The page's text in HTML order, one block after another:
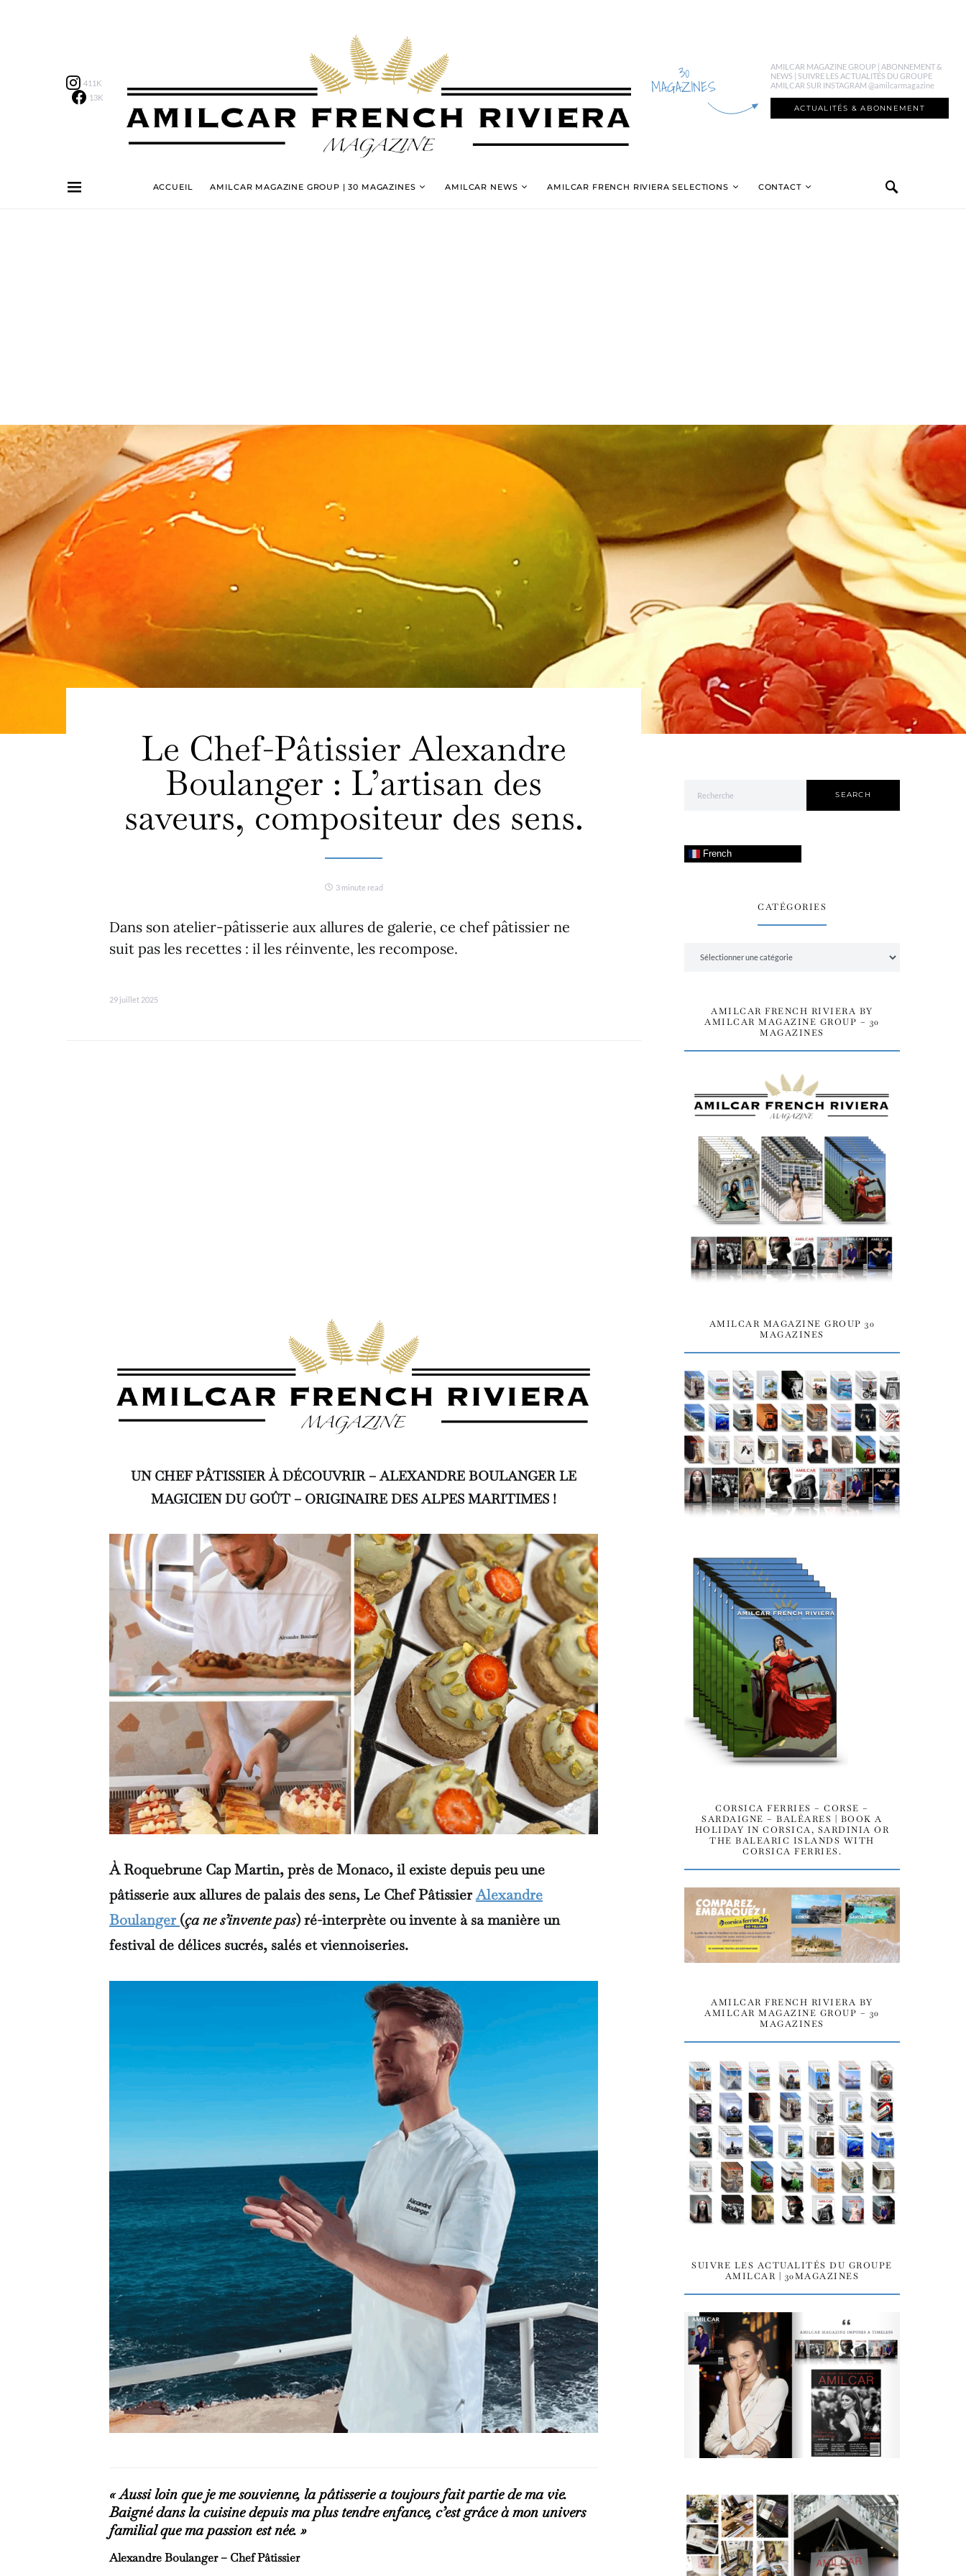
411K
13K
30
MAGAZINES
AMILCAR MAGAZINE GROUP | ABONNEMENT &
NEWS | SUIVRE LES ACTUALITÉS DU GROUPE
AMILCAR SUR INSTAGRAM @amilcarmagazine
ACTUALITÉS & ABONNEMENT
ACCUEIL AMILCAR MAGAZINE GROUP | 30 MAGAZINES AMILCAR NEWS AMILCAR FRENCH RIVIERA SELECTIONS CONTACT
Le Chef-Pâtissier Alexandre
Boulanger : L’artisan des
saveurs, compositeur des sens.
3 minute read
Dans son atelier-pâtisserie aux allures de galerie, ce chef pâtissier ne
suit pas les recettes : il les réinvente, les recompose.
29 juillet 2025
UN CHEF PÂTISSIER À DÉCOUVRIR – ALEXANDRE BOULANGER LE
MAGICIEN DU GOÛT – ORIGINAIRE DES ALPES MARITIMES !
À Roquebrune Cap Martin, près de Monaco, il existe depuis peu une
pâtisserie aux allures de palais des sens, Le Chef PâtissierAlexandre
Boulanger(ça ne s’invente pas) ré-interprète ou invente à sa manière un
festival de délices sucrés, salés et viennoiseries.
« Aussi loin que je me souvienne, la pâtisserie a toujours fait partie de ma vie.
Baigné dans la cuisine depuis ma plus tendre enfance, c’est grâce à mon univers
familial que ma passion est née. »
Alexandre Boulanger – Chef Pâtissier
SEARCH
French
CATÉGORIES
AMILCAR FRENCH RIVIERA BY
AMILCAR MAGAZINE GROUP – 30
MAGAZINES
AMILCAR MAGAZINE GROUP 30
MAGAZINES
CORSICA FERRIES – CORSE –
SARDAIGNE – BALÉARES | BOOK A
HOLIDAY IN CORSICA, SARDINIA OR
THE BALEARIC ISLANDS WITH
CORSICA FERRIES.
AMILCAR FRENCH RIVIERA BY
AMILCAR MAGAZINE GROUP – 30
MAGAZINES
SUIVRE LES ACTUALITÉS DU GROUPE
AMILCAR | 30MAGAZINES